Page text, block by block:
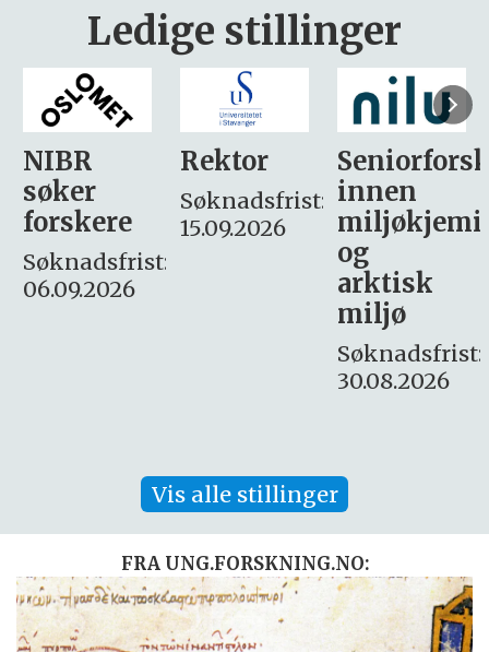
Ledige stillinger
Rektor
Søknadsfrist:
15.09.2026
Seniorforsker
innen
miljøkjemi
søker
– fast
Søknadsfrist:
16. august.
Vis alle stillinger
FRA UNG.FORSKNING.NO: